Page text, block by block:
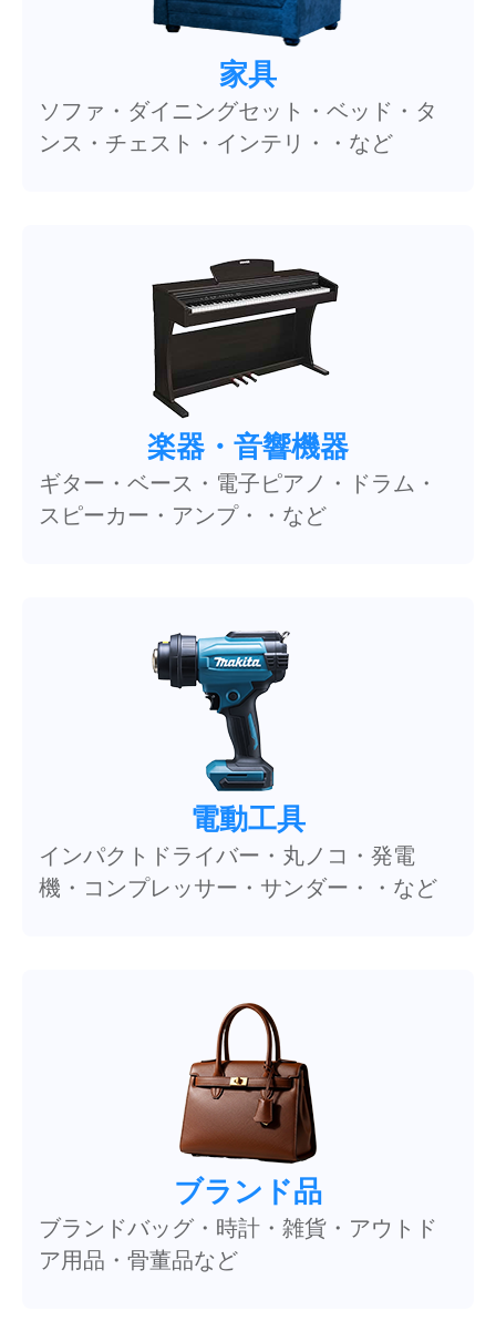
家具
ソファ・ダイニングセット・ベッド・タ
ンス・チェスト・インテリ・・など
楽器・音響機器
ギター・ベース・電子ピアノ・ドラム・
スピーカー・アンプ・・など
電動工具
インパクトドライバー・丸ノコ・発電
機・コンプレッサー・サンダー・・など
ブランド品
ブランドバッグ・時計・雑貨・アウトド
ア用品・骨董品など